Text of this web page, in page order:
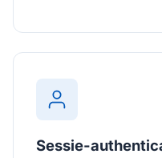
Sessie-